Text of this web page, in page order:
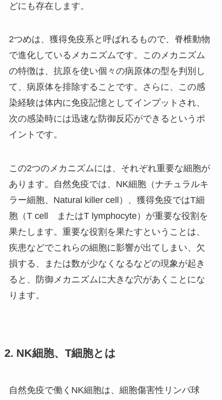
どにも存在します。
2つめは、 獲得免疫系と呼ばれるもので、脊椎動物
で進化しているメカニズムです。このメカニズム
の特徴は、抗原を使い個々の病原体の型を判別し
て、病原体を排除することです。さらに、この感
染経験は体内に免疫記憶としてインプットされ、
次の感染時には迅速な防御反応ができるというポ
イントです。
この2つのメカニズムには、それぞれ重要な細胞が
あります。自然免疫では、 NK細胞（ナチュラルキ
ラー細胞、Natural killer cell）、獲得免疫ではT細
胞（T cell またはT lymphocyte）が重要な役割を
果たします。重要な役割を果たすということは、
疾患などでこれらの細胞に影響が出てしまい、欠
損する、または数が少なくなるなどの現象が起き
ると、防御メカニズムに大きな穴があくことにな
ります。
2. NK細胞、T細胞とは
自然免疫で働くNK細胞は、細胞傷害性リンパ球